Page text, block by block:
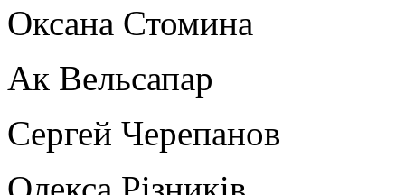
Оксана Стомина
Ак Вельсапар
Сергей Черепанов